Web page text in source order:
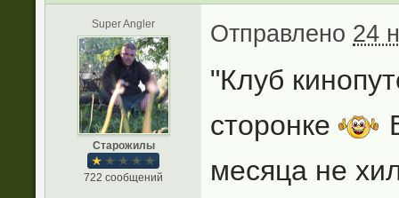
Super Angler
Старожилы
722 сообщений
Отправлено 24
"Клуб
сторонке
месяца не